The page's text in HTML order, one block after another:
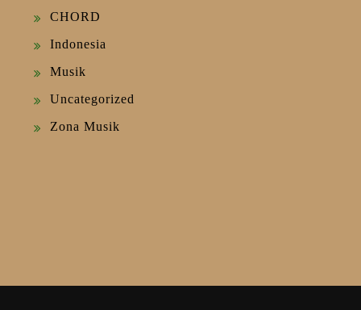
CHORD
Indonesia
Musik
Uncategorized
Zona Musik